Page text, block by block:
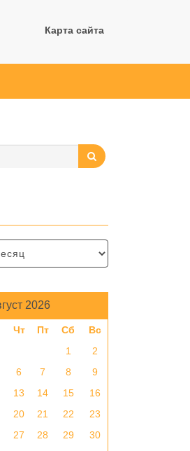
Карта сайта
2026
Чт Пт Сб
Вс
1
2
6 7 8
9
13 14 15
16
20 21 22
23
27 28 29
30